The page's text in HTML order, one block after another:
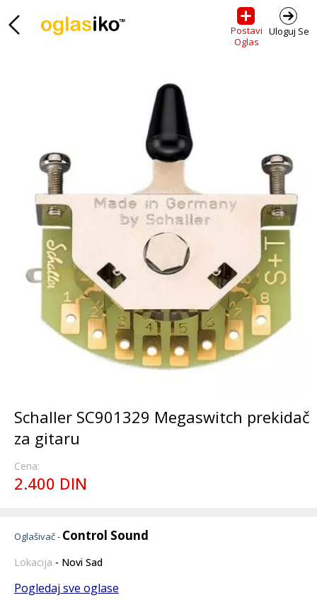
Postavi
Oglas
Uloguj Se
Schaller SC901329 Megaswitch prekidač
za gitaru
Cena:
2.400 DIN
Oglašivač - Control Sound
Lokacija - Novi Sad
Pogledaj sve oglase